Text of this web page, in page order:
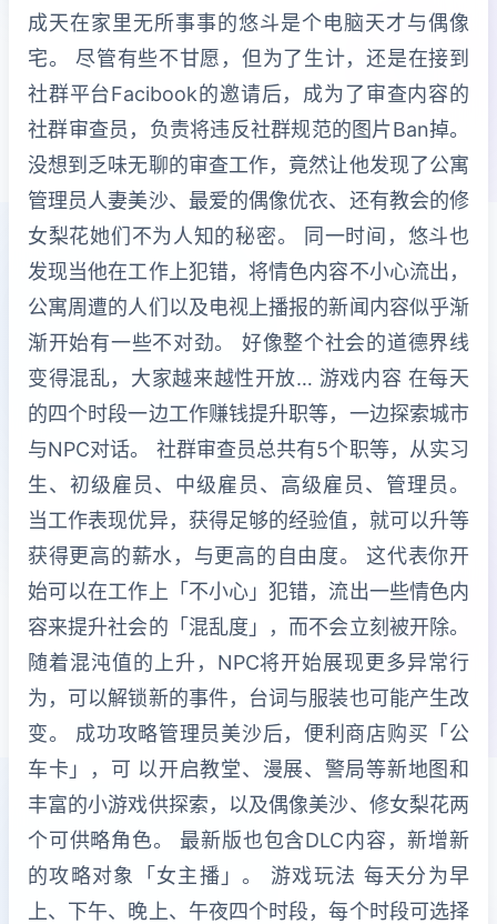
成天在家里无所事事的悠斗是个电脑天才与偶像
宅。 尽管有些不甘愿，但为了生计，还是在接到
社群平台Facibook的邀请后，成为了审查内容的
社群审查员，负责将违反社群规范的图片Ban掉。
没想到乏味无聊的审查工作，竟然让他发现了公寓
管理员人妻美沙、最爱的偶像优衣、还有教会的修
女梨花她们不为人知的秘密。 同一时间，悠斗也
发现当他在工作上犯错，将情色内容不小心流出，
公寓周遭的人们以及电视上播报的新闻内容似乎渐
渐开始有一些不对劲。 好像整个社会的道德界线
变得混乱，大家越来越性开放… 游戏内容 在每天
的四个时段一边工作赚钱提升职等，一边探索城市
与NPC对话。 社群审查员总共有5个职等，从实习
生、初级雇员、中级雇员、高级雇员、管理员。
当工作表现优异，获得足够的经验值，就可以升等
获得更高的薪水，与更高的自由度。 这代表你开
始可以在工作上「不小心」犯错，流出一些情色内
容来提升社会的「混乱度」，而不会立刻被开除。
随着混沌值的上升，NPC将开始展现更多异常行
为，可以解锁新的事件，台词与服装也可能产生改
变。 成功攻略管理员美沙后，便利商店购买「公
车卡」，可 以开启教堂、漫展、警局等新地图和
丰富的小游戏供探索，以及偶像美沙、修女梨花两
个可供略角色。 最新版也包含DLC内容，新增新
的攻略对象「女主播」。 游戏玩法 每天分为早
上、下午、晚上、午夜四个时段，每个时段可选择